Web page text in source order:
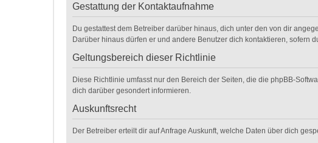
Gestattung der Kontaktaufnahme
Du gestattest dem Betreiber darüber hinaus, dich unter den von dir
Darüber hinaus dürfen er und andere Benutzer dich kontaktieren, sofern
Geltungsbereich dieser Richtlinie
Diese Richtlinie umfasst nur den Bereich der Seiten, die die phpBB-
dich darüber gesondert informieren.
Auskunftsrecht
Der Betreiber erteilt dir auf Anfrage Auskunft, welche Daten über dich